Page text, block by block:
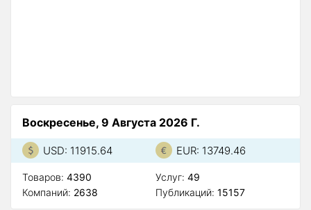
Воскресенье, 9 Августа 2026 Г.
USD: 11915.64 EUR: 13749.46
Товаров: 4390
Компаний: 2638
Услуг: 49
Публикаций: 15157